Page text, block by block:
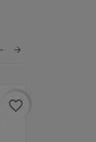
favorite_border